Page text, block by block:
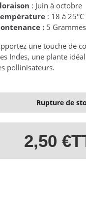
: Juin à octobre
: 18 à 25°C
: 5 Grammes
une touche de
Indes, une plante
pollinisateurs.
Rupture de
2,50 €